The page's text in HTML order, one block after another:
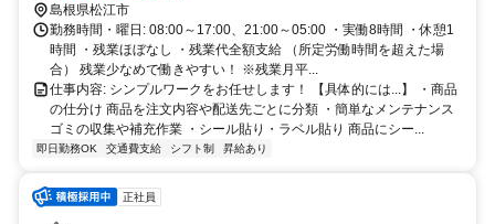
島根県松江市
勤務時間・曜日: 08:00～17:00、21:00～05:00 ・実働8時間 ・休憩1
時間 ・残業ほぼなし ・残業代全額支給 （所定労働時間を超えた場
合） 残業少なめで働きやすい！ ※残業月平...
仕事内容: シンプルワークをお任せします！ 【具体的には...】 ・商品
の仕分け 商品を注文内容や配送先ごとに分類 ・簡単なメンテナンス
ゴミの収集や補充作業 ・シール貼り・ラベル貼り 商品にシー...
即日勤務OK 交通費支給 シフト制 昇給あり
正社員